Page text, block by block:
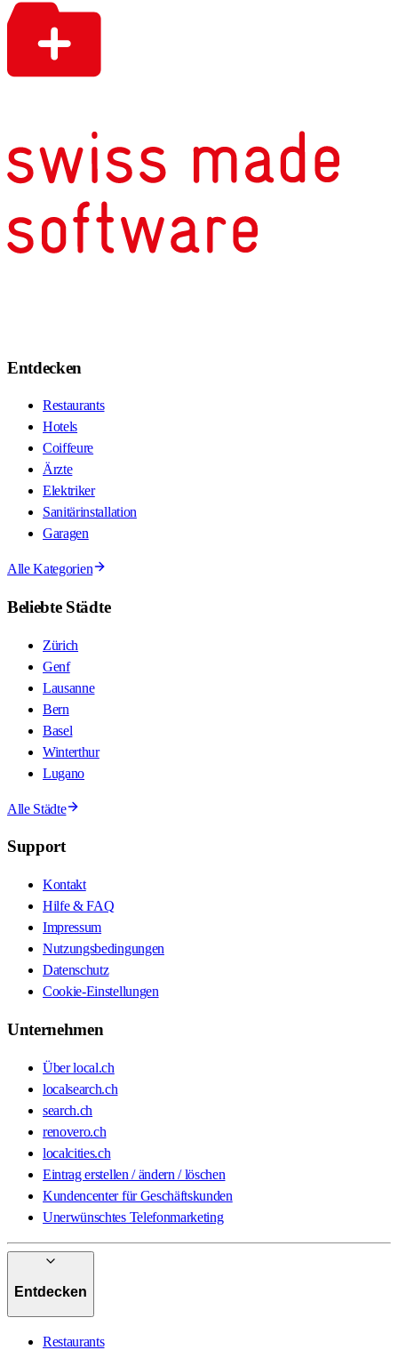
Entdecken
Restaurants
Hotels
Coiffeure
Ärzte
Elektriker
Sanitärinstallation
Garagen
Alle Kategorien
Beliebte Städte
Zürich
Genf
Lausanne
Bern
Basel
Winterthur
Lugano
Alle Städte
Support
Kontakt
Hilfe & FAQ
Impressum
Nutzungsbedingungen
Datenschutz
Cookie-Einstellungen
Unternehmen
Über local.ch
localsearch.ch
search.ch
renovero.ch
localcities.ch
Eintrag erstellen / ändern / löschen
Kundencenter für Geschäftskunden
Unerwünschtes Telefonmarketing
Entdecken
Restaurants